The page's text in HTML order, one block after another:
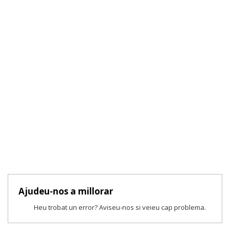
Ajudeu-nos a millorar
Heu trobat un error? Aviseu-nos si veieu cap problema.